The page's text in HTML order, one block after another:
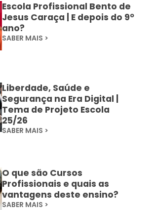
Escola Profissional Bento de
Jesus Caraça | E depois do 9º
ano?
SABER MAIS >
Liberdade, Saúde e
Segurança na Era Digital |
Tema de Projeto Escola
25/26
SABER MAIS >
O que são Cursos
Profissionais e quais as
vantagens deste ensino?
SABER MAIS >